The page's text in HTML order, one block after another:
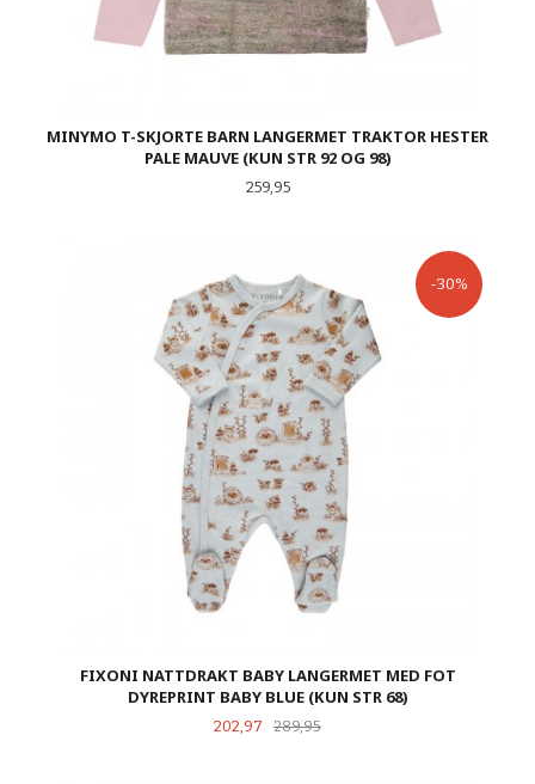
MINYMO T-SKJORTE BARN LANGERMET TRAKTOR HESTER
PALE MAUVE (KUN STR 92 OG 98)
Pris
259,95
FIXONI NATTDRAKT BABY LANGERMET MED FOT
DYREPRINT BABY BLUE (KUN STR 68)
Tilbud
202,97 289,95Rabatt
-30%